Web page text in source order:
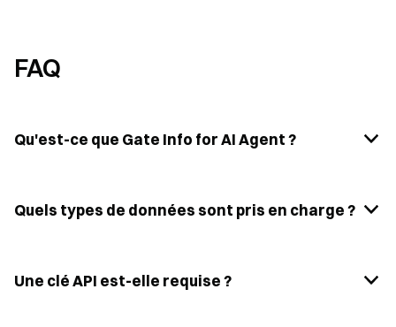
FAQ
Qu'est-ce que Gate Info for AI Agent ?
Quels types de données sont pris en charge ?
Une clé API est-elle requise ?